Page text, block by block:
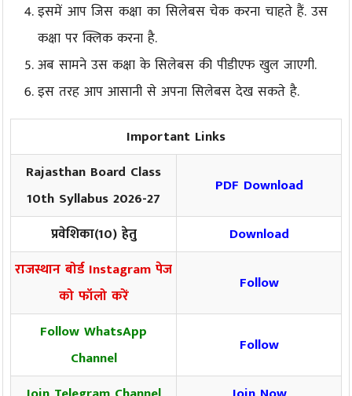
इसमें आप जिस कक्षा का सिलेबस चेक करना चाहते हैं. उस
कक्षा पर क्लिक करना है.
अब सामने उस कक्षा के सिलेबस की पीडीएफ खुल जाएगी.
इस तरह आप आसानी से अपना सिलेबस देख सकते है.
Important Links
Rajasthan Board Class
10th Syllabus 2026-27
PDF Download
प्रवेशिका(10) हेतु
Download
राजस्थान बोर्ड Instagram पेज
को फॉलो करें
Follow
Follow WhatsApp
Channel
Follow